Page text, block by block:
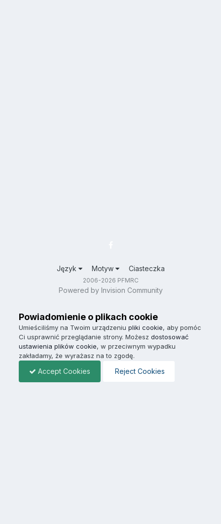
Język Motyw Ciasteczka
2006-2026 PFMRC
Powered by Invision Community
Powiadomienie o plikach cookie
Umieściliśmy na Twoim urządzeniu pliki cookie, aby pomóc
Ci usprawnić przeglądanie strony. Możesz dostosować
ustawienia plików cookie, w przeciwnym wypadku
zakładamy, że wyrażasz na to zgodę.
Accept Cookies Reject Cookies